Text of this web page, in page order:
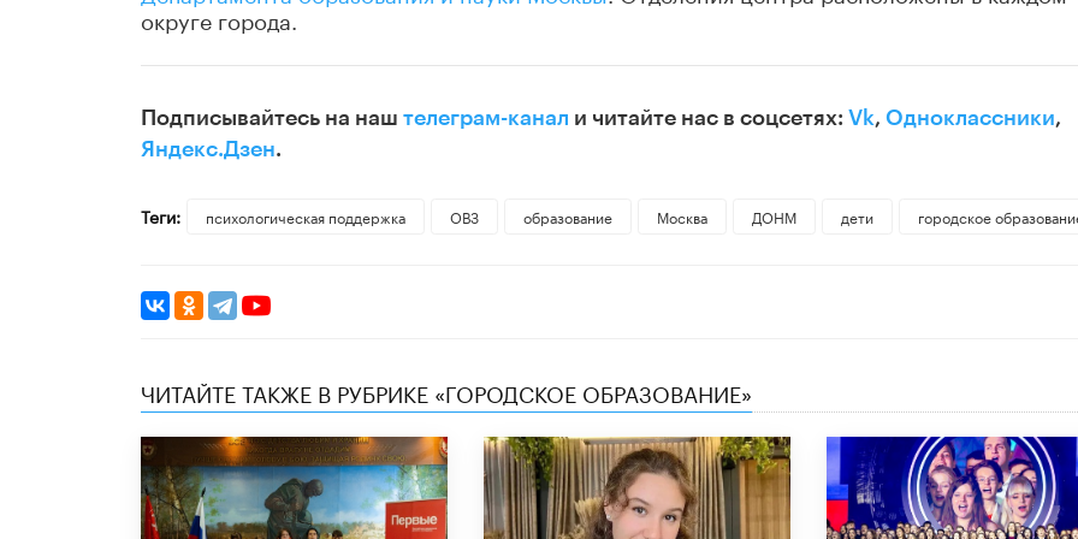
округе города.
Подписывайтесь на наш телеграм-канал и читайте нас в соцсетях: Vk, Одноклассники,
Яндекс.Дзен.
Теги: психологическая поддержка ОВЗ образование Москва ДОНМ дети городское
ЧИТАЙТЕ ТАКЖЕ В РУБРИКЕ «ГОРОДСКОЕ ОБРАЗОВАНИЕ»